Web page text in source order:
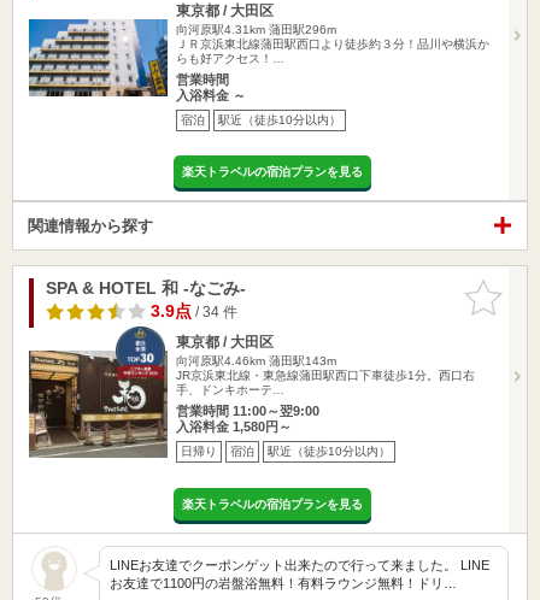
東京都 / 大田区
向河原駅4.31km 蒲田駅296m
ＪＲ京浜東北線蒲田駅西口より徒歩約３分！品川や横浜か
らも好アクセス！…
営業時間
入浴料金 ～
宿泊 駅近（徒歩10分以内）
楽天トラベルの宿泊プランを見る
関連情報から探す
お気に入
りに追加
SPA & HOTEL 和 -なごみ-
3.9点/ 34 件
東京都 / 大田区
向河原駅4.46km 蒲田駅143m
JR京浜東北線・東急線蒲田駅西口下車徒歩1分。西口右
手、ドンキホーテ…
営業時間 11:00～翌9:00
入浴料金 1,580円～
日帰り 宿泊 駅近（徒歩10分以内）
楽天トラベルの宿泊プランを見る
LINEお友達でクーポンゲット出来たので行って来ました。 LINE
お友達で1100円の岩盤浴無料！有料ラウンジ無料！ドリ…